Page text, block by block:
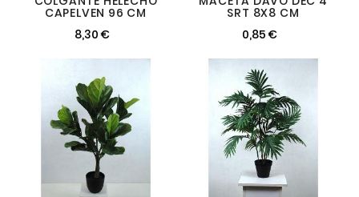
CAPELVEN 96 CM
8,30 €
SRT 8X8 CM
0,85 €